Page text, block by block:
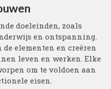
doeleinden, zoals
en ontspanning.
de elementen en creëren
leven en werken. Elke
om te voldoen aan
eisen.